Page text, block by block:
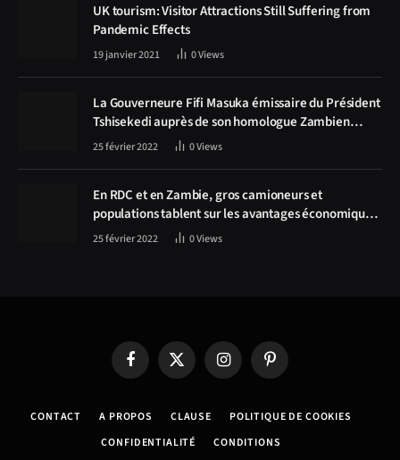
UK tourism: Visitor Attractions Still Suffering from
Pandemic Effects
19 janvier 2021 0Views
La Gouverneure Fifi Masuka émissaire du Président
Tshisekedi auprès de son homologue Zambien
Hichilema, la construction de la route Kolwezi -
25 février 2022 0Views
En RDC et en Zambie, gros camioneurs et
populations tablent sur les avantages économiques
de la route Kolwezi-Solwezi
25 février 2022 0Views
FacebookX
(Twitter)
InstagramPinterest
CONTACT A PROPOS CLAUSE
POLITIQUE DE COOKIES
CONFIDENTIALITÉ
CONDITIONS